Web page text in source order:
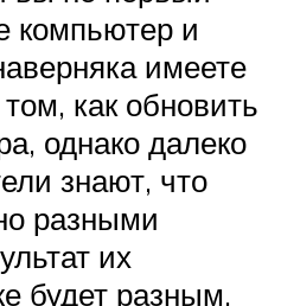
компьютер и
имеете
как обновить
однако далеко
знают, что
разными
их
будет разным.